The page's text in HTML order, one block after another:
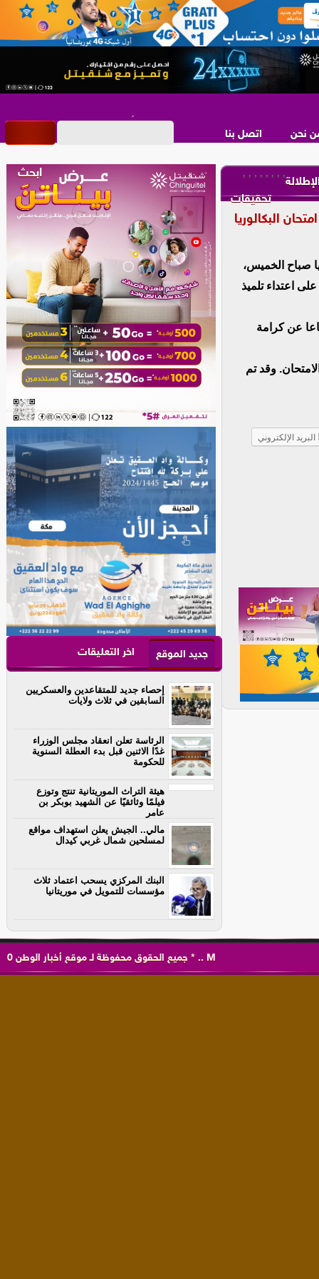
نحن اتصل بنا
,
,
,
,
,
,
,
,
تحقيقات
البكالوريا
صباح الخميس،
اعتداء تلميذ
عن كرامة
وقد تم
البريد الإلكتروني
جديد الموقع اخر التعليقات
إحصاء جديد للمتقاعدين والعسكريين
السابقين في ثلاث ولايات
الرئاسة تعلن انعقاد مجلس الوزراء
غدًا الاثنين قبل بدء العطلة السنوية
للحكومة
هيئة التراث الموريتانية تنتج وتوزع
فيلمًا وثائقيًا عن الشهيد بوبكر بن
عامر
مالي.. الجيش يعلن استهداف مواقع
لمسلحين شمال غربي كيدال
البنك المركزي يسحب اعتماد ثلاث
مؤسسات للتمويل في موريتانيا
M
..
* جميع الحقوق محفوظة لـموقع أخبار الوطن 0